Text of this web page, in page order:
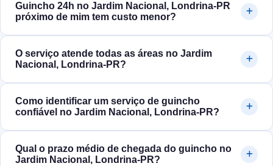
Guincho 24h no Jardim Nacional, Londrina‑PR
próximo de mim tem custo menor?
O serviço atende todas as áreas no Jardim
Nacional, Londrina‑PR?
Como identificar um serviço de guincho
confiável no Jardim Nacional, Londrina‑PR?
Qual o prazo médio de chegada do guincho no
Jardim Nacional, Londrina‑PR?